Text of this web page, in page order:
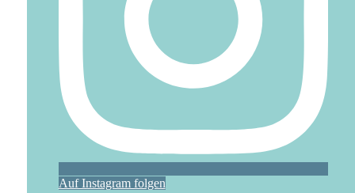
Auf Instagram folgen